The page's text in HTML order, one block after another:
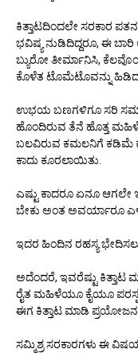
ಕಿತ್ತಾಟದಿಂದಲೇ ಸರಕಾರ
ಭವಿಷ್ಯ ನುಡಿದಿದ್ದರೂ, ಈ
ಬ್ಯುರೋ ತೀರ್ಮಾನಿಸಿ,
ಕೊಳೆತ ಟೊಮೆಟೊವನ್ನು
ಉಭಯ ಬಣಗಳಿಗೂ ಸರಿ
ಹೊಂದಿರುವ ತೆನೆ ಹೊತ್ತ
ಬಲವಿರುವ ಕಮಲನಿಗೆ ಕಡಿಮೆ
ಕಾದು ಕೂರಲಾಯಿತು.
ಎಷ್ಟು ಕಾದರೂ ಏನೂ
ಬೇಕು ಅಂತ ಅವರ್ಯಾರೂ
ಇದರ ಹಿಂದಿನ ರಹಸ್ಯ
ಅದೆಂದರೆ, ಇವರೆಷ್ಟು ಕಿತ್ತಾಟ
ರೈತ ಮಹಿಳೆಯೂ ಕೈಯೂ ಪರಸ್ಪರ
ಈಗ ಕಿತ್ತಾಟ ಮಾಡಿ
ಸಮ್ಮಿಶ್ರ ಸರಕಾರಗಳು ಈ